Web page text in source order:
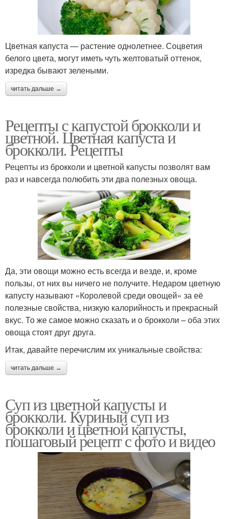
Цветная капуста — растение однолетнее. Соцветия
белого цвета, могут иметь чуть желтоватый оттенок,
изредка бывают зелеными.
читать дальше →
Рецепты с капустой брокколи и
цветной. Цветная капуста и
брокколи. Рецепты
Рецепты из брокколи и цветной капусты позволят вам
раз и навсегда полюбить эти два полезных овоща.
Да, эти овощи можно есть всегда и везде, и, кроме
пользы, от них вы ничего не получите. Недаром цветную
капусту называют «Королевой среди овощей» за её
полезные свойства, низкую калорийность и прекрасный
вкус. То же самое можно сказать и о брокколи – оба этих
овоща стоят друг друга.
Итак, давайте перечислим их уникальные свойства:
читать дальше →
Суп из цветной капусты и
брокколи. Куриный суп из
брокколи и цветной капусты,
пошаговый рецепт с фото и видео